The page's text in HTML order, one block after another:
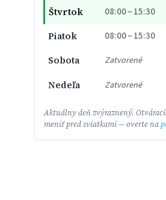
Štvrtok 08:00 – 15:30
Piatok 08:00 – 15:30
Sobota Zatvorené
Nedeľa Zatvorené
Aktuálny deň zvýraznený.
meniť pred sviatkami — overte na